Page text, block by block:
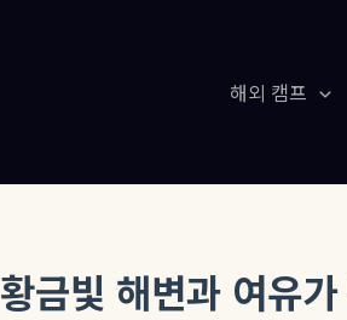
해외 캠프
황금빛 해변과 여유